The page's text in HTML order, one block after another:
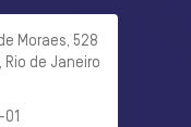
Moraes, 528
de Janeiro
01